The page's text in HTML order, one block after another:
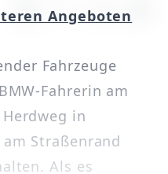
Fahrzeuge
Fahrerin am
in
Straßenrand
Als es
Angeboten